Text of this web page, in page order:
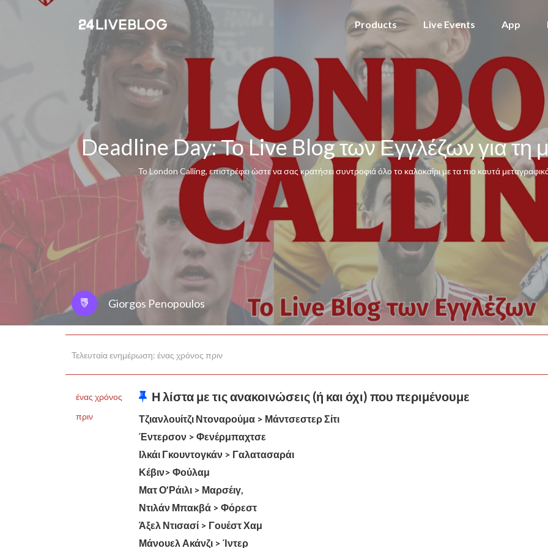
Products Live Events App
Deadline Day: Το Live Blog των Εγγλέζων για τη
Το London Calling, επιστρέφει ώστε να σας κρατήσει συντροφιά όλο το καλοκαίρι με τα πιο καυτά
Giorgos Penopoulos
Τελευταία ενημέρωση: ένας χρόνος πριν
ένας χρόνος
πριν
Η λίστα με τις ανακοινώσεις (ή και όχι) που περιμένουμε
Τζιανλουίτζι Ντοναρούμα > Μάντσεστερ Σίτι
Έντερσον > Φενέρμπαχτσε
Ιλκάι Γκουντογκάν > Γαλατασαράι
Κέβιν> Φούλαμ
Ματ Ο’Ράιλι > Μαρσέιγ,
Ντιλάν Μπακβά > Φόρεστ
Άξελ Ντισασί > Γουέστ Χαμ
Μάνουελ Ακάνζι > Ίντερ